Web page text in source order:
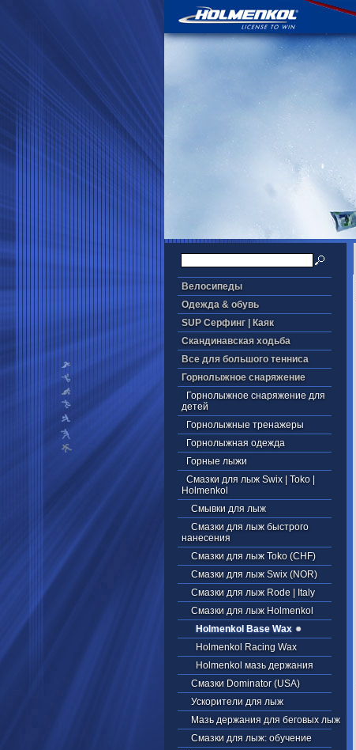
Велосипеды
Одежда & обувь
SUP Серфинг | Каяк
Скандинавская ходьба
Все для большого тенниса
Горнолыжное снаряжение
Горнолыжное снаряжение для
детей
Горнолыжные тренажеры
Горнолыжная одежда
Горные лыжи
Смазки для лыж Swix | Toko |
Holmenkol
Смывки для лыж
Смазки для лыж быстрого
нанесения
Смазки для лыж Toko (CHF)
Смазки для лыж Swix (NOR)
Смазки для лыж Rode | Italy
Смазки для лыж Holmenkol
Holmenkol Base Wax
Holmenkol Racing Wax
Holmenkol мазь держания
Смазки Dominator (USA)
Ускорители для лыж
Мазь держания для беговых лыж
Смазки для лыж: обучение